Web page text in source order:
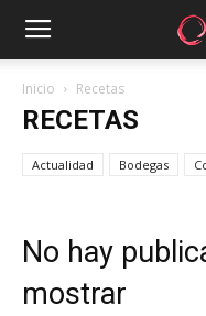
Inicio Recetas
RECETAS
Actualidad Bodegas
No hay
mostrar